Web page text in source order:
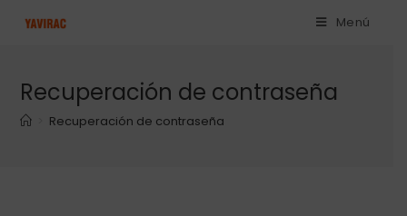
Menú
Recuperación de contraseña
Recuperación de contraseña